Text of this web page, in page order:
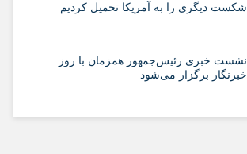
شکست دیگری را به آمریکا تحمیل کردیم
نشست خبری رئیس‌جمهور همزمان با روز
خبرنگار برگزار می‌شود